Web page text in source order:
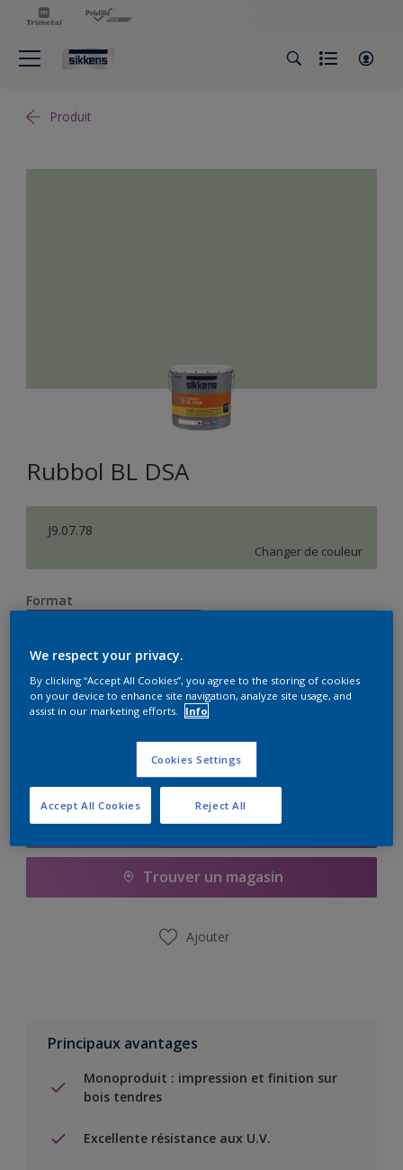
Produit
Rubbol BL DSA
J9.07.78
Changer de couleur
Format
Quantité Calculateur de peinture
Ajouter à la liste d’achats
Trouver un magasin
Ajouter
Principaux avantages
Monoproduit : impression et finition sur
bois tendres
Excellente résistance aux U.V.
We respect your privacy.
By clicking “Accept All Cookies”, you agree to the storing of cookies
on your device to enhance site navigation, analyze site usage, and
assist in our marketing efforts.
Info
Cookies Settings
Reject All
Accept All Cookies